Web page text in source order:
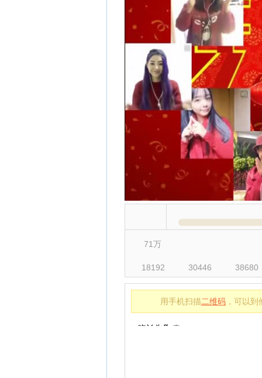
71万
18192 30446 38680
用手机扫描二维码 ，可以
✨晓丫头จุ๊บ🌸